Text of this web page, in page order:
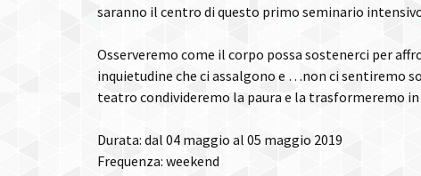
saranno il centro di questo primo seminario
Osserveremo come il corpo possa sostenerci per
inquietudine che ci assalgono e …non ci sentiremo
teatro condivideremo la paura e la trasformeremo
Durata: dal 04 maggio al 05 maggio 2019
Frequenza: weekend